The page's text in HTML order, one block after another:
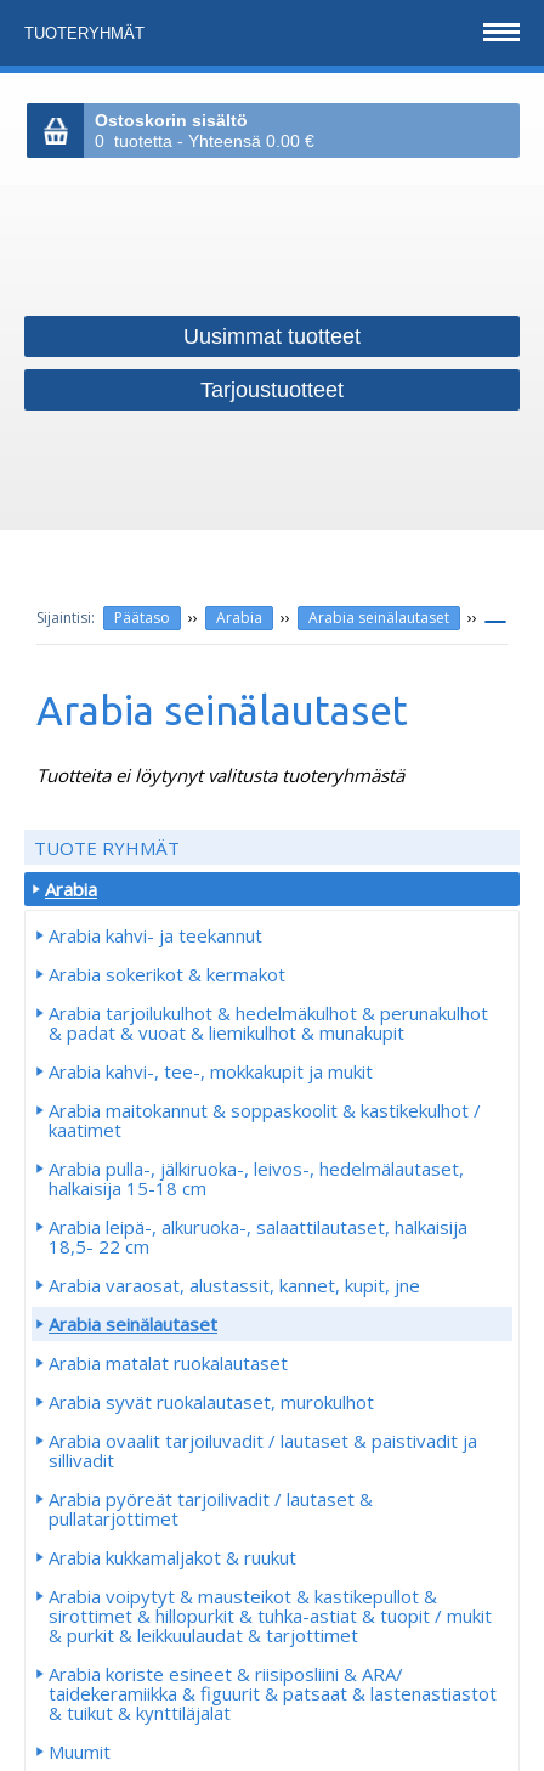
TUOTERYHMÄT
Ostoskorin sisältö
0 tuotetta - Yhteensä 0.00 €
Uusimmat tuotteet
Tarjoustuotteet
Päätaso ›› Arabia ›› Arabia seinälautaset ››
Arabia seinälautaset
Tuotteita ei löytynyt valitusta tuoteryhmästä
TUOTE RYHMÄT
Arabia
Arabia kahvi- ja teekannut
Arabia sokerikot & kermakot
Arabia tarjoilukulhot & hedelmäkulhot & perunakulhot
& padat & vuoat & liemikulhot & munakupit
Arabia kahvi-, tee-, mokkakupit ja mukit
Arabia maitokannut & soppaskoolit & kastikekulhot /
kaatimet
Arabia pulla-, jälkiruoka-, leivos-, hedelmälautaset,
halkaisija 15-18 cm
Arabia leipä-, alkuruoka-, salaattilautaset, halkaisija
18,5- 22 cm
Arabia varaosat, alustassit, kannet, kupit, jne
Arabia seinälautaset
Arabia matalat ruokalautaset
Arabia syvät ruokalautaset, murokulhot
Arabia ovaalit tarjoiluvadit / lautaset & paistivadit ja
sillivadit
Arabia pyöreät tarjoilivadit / lautaset &
pullatarjottimet
Arabia kukkamaljakot & ruukut
Arabia voipytyt & mausteikot & kastikepullot &
sirottimet & hillopurkit & tuhka-astiat & tuopit / mukit
& purkit & leikkuulaudat & tarjottimet
Arabia koriste esineet & riisiposliini & ARA/
taidekeramiikka & figuurit & patsaat & lastenastiastot
& tuikut & kynttiläjalat
Muumit